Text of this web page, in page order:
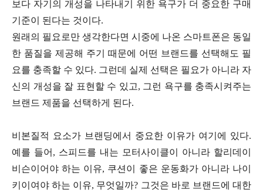
보다 자기의 개성을 나타내기 위한 욕구가 더 중요한 구매
기준이 된다는 것이다.
원래의 필요로만 생각한다면 시중에 나온 스마트폰은 동일
한 품질을 제공해 주기 때문에 어떤 브랜드를 선택해도 필
요를 충족할 수 있다. 그런데 실제 선택은 필요가 아니라 자
신의 개성을 잘 표현할 수 있고, 그런 욕구를 충족시켜주는
브랜드 제품을 선택하게 된다.
비본질적 요소가 브랜딩에서 중요한 이유가 여기에 있다.
예를 들어, 스피드를 내는 모터사이클이 아니라 할리데이
비슨이어야 하는 이유, 쿠션이 좋은 운동화가 아니라 나이
키이여야 하는 이유, 무엇일까? 그것은 바로 브랜드에 대한